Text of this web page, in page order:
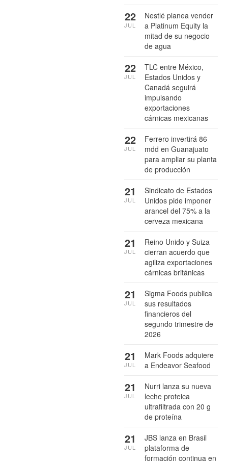
Nestlé planea vender
a Platinum Equity la
mitad de su negocio
de agua
22
JUL
TLC entre México,
Estados Unidos y
Canadá seguirá
impulsando
exportaciones
cárnicas mexicanas
22
JUL
Ferrero invertirá 86
mdd en Guanajuato
para ampliar su planta
de producción
22
JUL
Sindicato de Estados
Unidos pide imponer
arancel del 75% a la
cerveza mexicana
21
JUL
Reino Unido y Suiza
cierran acuerdo que
agiliza exportaciones
cárnicas británicas
21
JUL
Sigma Foods publica
sus resultados
financieros del
segundo trimestre de
2026
21
JUL
Mark Foods adquiere
a Endeavor Seafood
21
JUL
Nurri lanza su nueva
leche proteica
ultrafiltrada con 20 g
de proteína
21
JUL
JBS lanza en Brasil
plataforma de
formación continua en
21
JUL